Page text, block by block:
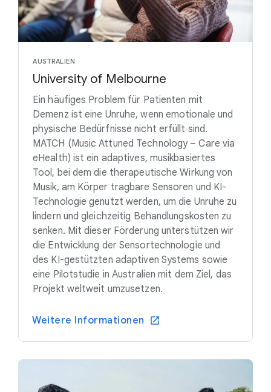
AUSTRALIEN
University of Melbourne
Ein häufiges Problem für Patienten mit
Demenz ist eine Unruhe, wenn emotionale und
physische Bedürfnisse nicht erfüllt sind.
MATCH (Music Attuned Technology – Care via
eHealth) ist ein adaptives, musikbasiertes
Tool, bei dem die therapeutische Wirkung von
Musik, am Körper tragbare Sensoren und KI-
Technologie genutzt werden, um die Unruhe zu
lindern und gleichzeitig Behandlungskosten zu
senken. Mit dieser Förderung unterstützen wir
die Entwicklung der Sensortechnologie und
des KI-gestützten adaptiven Systems sowie
eine Pilotstudie in Australien mit dem Ziel, das
Projekt weltweit umzusetzen.
Weitere Informationen